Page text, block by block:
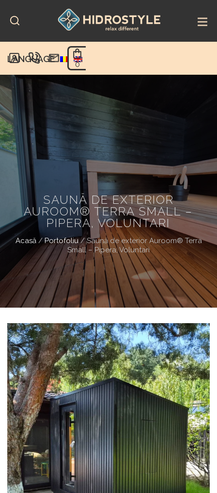
content
LANGUAGE
0
SAUNĂ DE EXTERIOR
AUROOM® TERRA SMALL –
PIPERA, VOLUNTARI
Acasă/Portofoliu/Saună de exterior Auroom® Terra
Small – Pipera, Voluntari